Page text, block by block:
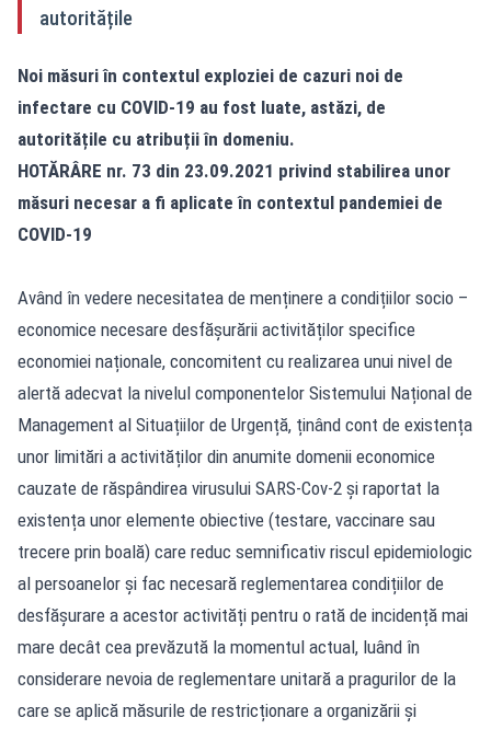
autoritățile
Noi măsuri în contextul exploziei de cazuri noi de
infectare cu COVID-19 au fost luate, astăzi, de
autoritățile cu atribuții în domeniu.
HOTĂRÂRE nr. 73 din 23.09.2021 privind stabilirea unor
măsuri necesar a fi aplicate în contextul pandemiei de
COVID-19
Având în vedere necesitatea de menținere a condițiilor socio –
economice necesare desfășurării activităților specifice
economiei naționale, concomitent cu realizarea unui nivel de
alertă adecvat la nivelul componentelor Sistemului Național de
Management al Situațiilor de Urgență, ținând cont de existența
unor limitări a activităților din anumite domenii economice
cauzate de răspândirea virusului SARS-Cov-2 și raportat la
existența unor elemente obiective (testare, vaccinare sau
trecere prin boală) care reduc semnificativ riscul epidemiologic
al persoanelor și fac necesară reglementarea condițiilor de
desfășurare a acestor activități pentru o rată de incidență mai
mare decât cea prevăzută la momentul actual, luând în
considerare nevoia de reglementare unitară a pragurilor de la
care se aplică măsurile de restricționare a organizării și